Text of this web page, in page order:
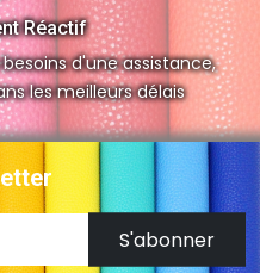
Réactif
d'une assistance,
les meilleurs délais
S'abonner